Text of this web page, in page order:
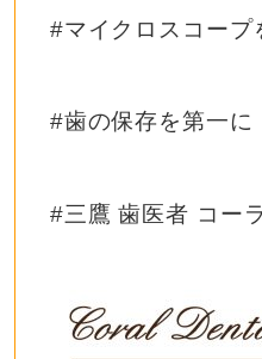
#マイクロスコープ
#歯の保存を第一に
#三鷹 歯医者 コー